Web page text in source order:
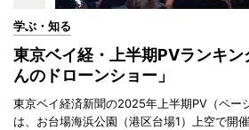
学ぶ・知る
東京ベイ経・上半期PVランキン
んのドローンショー」
東京ベイ経済新聞の2025年上半期PV（ペー
は、お台場海浜公園（港区台場1）上空で開